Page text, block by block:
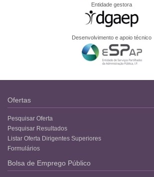
Entidade gestora
Desenvolvimento e apoio técnico
Ofertas
Pesquisar Oferta
Pesquisar Resultados
Listar Oferta Dirigentes Superiores
Formulários
Bolsa de Emprego Público